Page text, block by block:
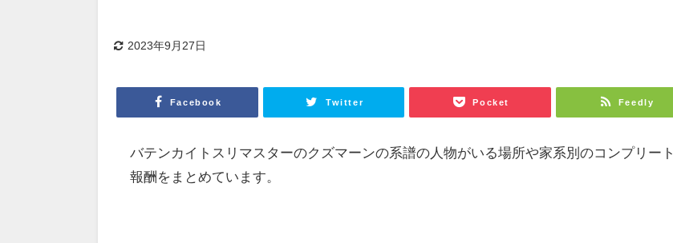
2023年9月27日
Facebook Twitter Pocket Feedly
バテンカイトスリマスターのクズマーンの系譜の人物がいる場所や家系別のコンプリート
報酬をまとめています。